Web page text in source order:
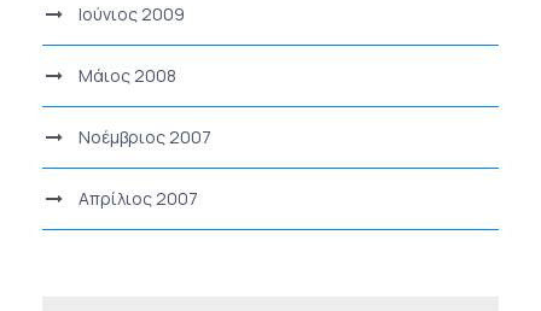
Ιούνιος 2009
Μάιος 2008
Νοέμβριος 2007
Απρίλιος 2007